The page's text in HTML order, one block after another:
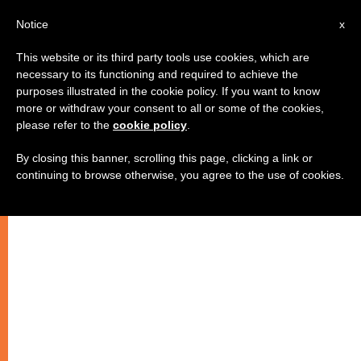
عودة بندكتس السادس عشر إلى
روما
x
Notice
This website or its third party tools use cookies, which are
necessary to its functioning and required to achieve the
purposes illustrated in the cookie policy. If you want to know
more or withdraw your consent to all or some of the cookies,
please refer to the cookie policy
By closing this banner, scrolling this page, clicking a link or
continuing to browse otherwise, you agree to the use of cookies.